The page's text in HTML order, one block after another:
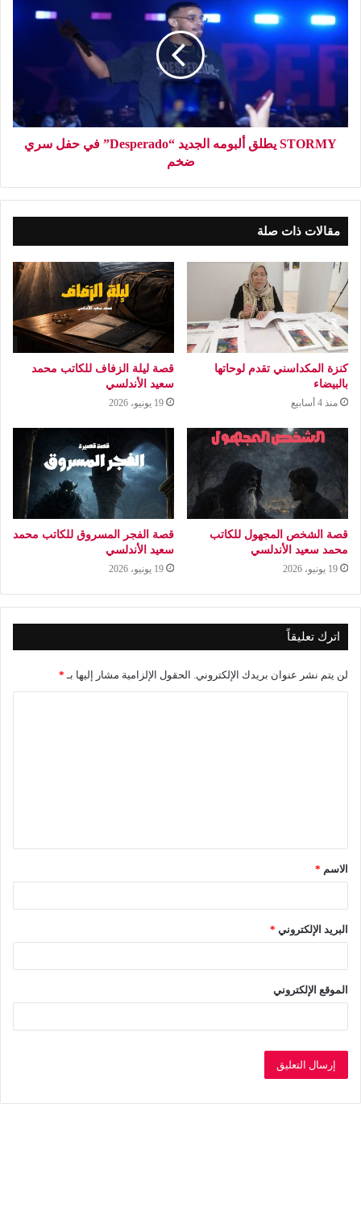
STORMY يطلق ألبومه الجديد “Desperado” في حفل سري
ضخم
مقالات ذات صلة
كنزة المكداسني تقدم لوحاتها
بالبيضاء
منذ 4 أسابيع
قصة ليلة الزفاف للكاتب محمد
سعيد الأندلسي
19 يونيو، 2026
قصة الشخص المجهول للكاتب
محمد سعيد الأندلسي
19 يونيو، 2026
قصة الفجر المسروق للكاتب محمد
سعيد الأندلسي
19 يونيو، 2026
اترك تعليقاً
لن يتم نشر عنوان بريدك الإلكتروني. الحقول الإلزامية مشار إليها بـ *
ق
*الاسم *
البريد الإلكتروني *
الموقع الإلكتروني